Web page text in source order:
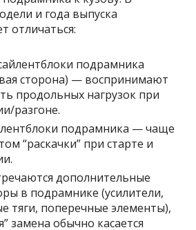
и года выпуска
отличаться:
подрамника
сторона) — воспринимают
продольных нагрузок при
разгоне.
подрамника — чаще
“раскачки” при старте и
дополнительные
в подрамнике (усилители,
тяги, поперечные элементы),
замена обычно касается